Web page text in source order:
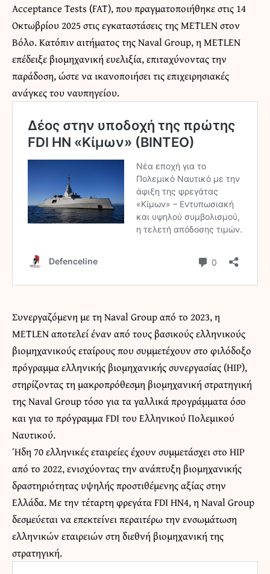
Acceptance Tests (FAT), που πραγματοποιήθηκε στις 14
Οκτωβρίου 2025 στις εγκαταστάσεις της METLEN στον
Βόλο. Κατόπιν αιτήματος της Naval Group, η METLEN
επέδειξε βιομηχανική ευελιξία, επιταχύνοντας την
παράδοση, ώστε να ικανοποιήσει τις επιχειρησιακές
ανάγκες του ναυπηγείου.
Συνεργαζόμενη με τη Naval Group από το 2023, η
METLEN αποτελεί έναν από τους βασικούς ελληνικούς
βιομηχανικούς εταίρους που συμμετέχουν στο φιλόδοξο
πρόγραμμα ελληνικής βιομηχανικής συνεργασίας (HIP),
στηρίζοντας τη μακροπρόθεσμη βιομηχανική στρατηγική
της Naval Group τόσο για τα γαλλικά προγράμματα όσο
και για το πρόγραμμα FDI του Ελληνικού Πολεμικού
Ναυτικού.
Ήδη 70 ελληνικές εταιρείες έχουν συμμετάσχει στο HIP
από το 2022, ενισχύοντας την ανάπτυξη βιομηχανικής
δραστηριότητας υψηλής προστιθέμενης αξίας στην
Ελλάδα. Με την τέταρτη φρεγάτα FDI HN4, η Naval Group
δεσμεύεται να επεκτείνει περαιτέρω την ενσωμάτωση
ελληνικών εταιρειών στη διεθνή βιομηχανική της
στρατηγική.